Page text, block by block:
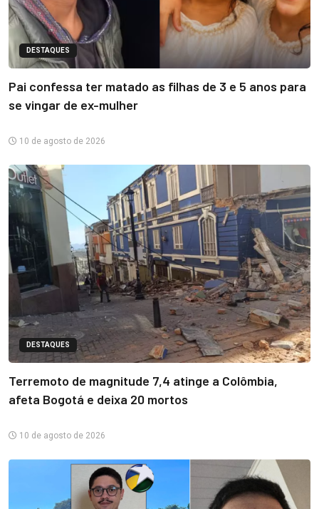
DESTAQUES
Pai confessa ter matado as filhas de 3 e 5 anos para
se vingar de ex-mulher
10 de agosto de 2026
DESTAQUES
Terremoto de magnitude 7,4 atinge a Colômbia,
afeta Bogotá e deixa 20 mortos
10 de agosto de 2026